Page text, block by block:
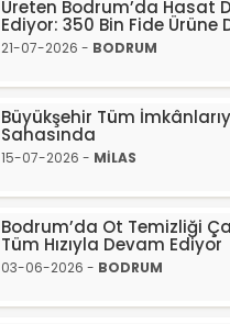
Üreten Bodrum’da Hasat
Ediyor: 350 Bin Fide Ürüne
21-07-2026 - BODRUM
Büyükşehir Tüm
Sahasında
15-07-2026 - MİLAS
Bodrum’da Ot Temizliği
Tüm Hızıyla Devam Ediyor
03-06-2026 - BODRUM